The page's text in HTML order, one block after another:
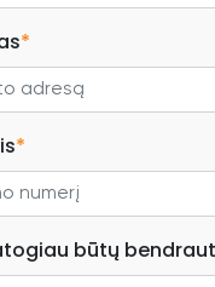
*
*
būtų